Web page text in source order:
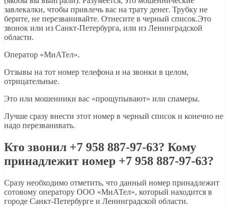
завлекалки, чтобы привлечь вас на трату денег. Трубку не
берите, не перезванивайте. Отнесите в черный список.Это
звонок или из Санкт-Петербурга, или из Ленинградской
области.
Оператор «МиАТел».
Отзывы на тот номер телефона и на звонки в целом,
отрицательные.
Это или мошенники вас «прощупывают» или спамеры.
Лучше сразу внести этот номер в черный список и конечно не
надо перезванивать.
Кто звонил +7 958 887-97-63? Кому
принадлежит номер +7 958 887-97-63?
Сразу необходимо отметить, что данный номер принадлежит
сотовому оператору ООО «МиАТел», который находится в
городе Санкт-Петербурге и Ленинградской области.